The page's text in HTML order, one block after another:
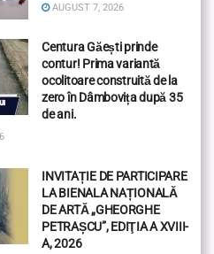
AUGUST 7, 2026
Centura Găești prinde
contur! Prima variantă
ocolitoare construită de la
zero în Dâmbovița după 35
de ani.
INVITAȚIE DE PARTICIPARE
LA BIENALA NAȚIONALĂ
DE ARTĂ „GHEORGHE
PETRAȘCU”, EDIŢIA A XVIII-
A, 2026